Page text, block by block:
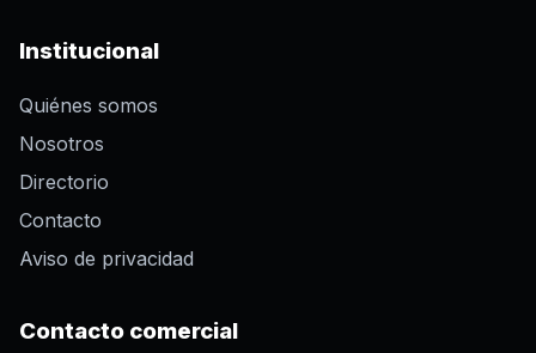
Institucional
Quiénes somos
Nosotros
Directorio
Contacto
Aviso de privacidad
Contacto comercial